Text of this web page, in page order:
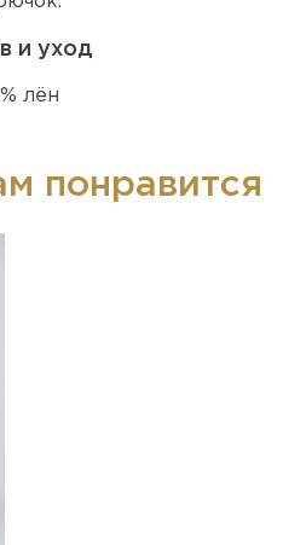
и уход
лён
понравится